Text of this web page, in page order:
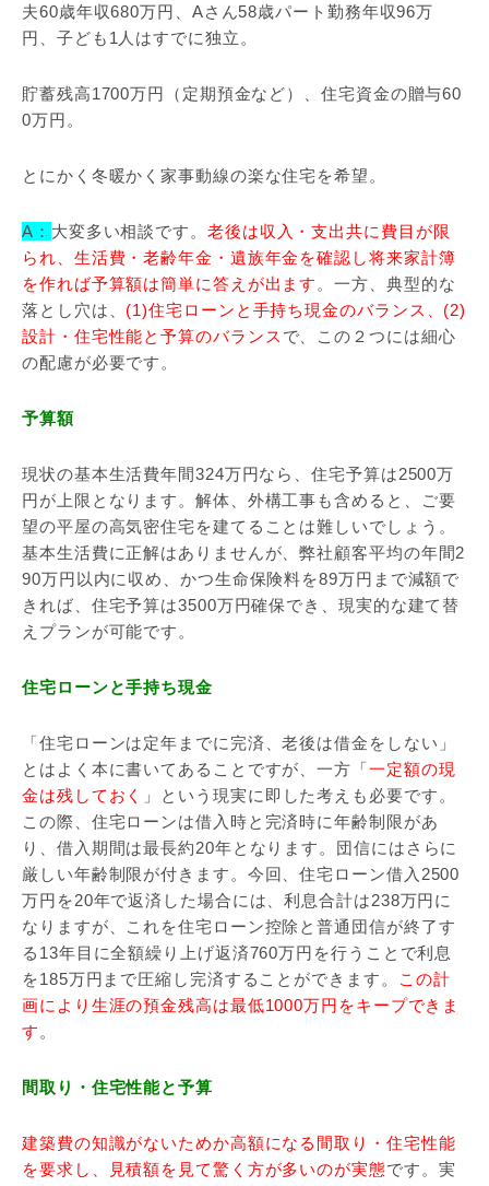
夫60歳年収680万円、Aさん58歳パート勤務年収96万
円、子ども1人はすでに独立。
貯蓄残高1700万円（定期預金など）、住宅資金の贈与60
0万円。
とにかく冬暖かく家事動線の楽な住宅を希望。
A： 大変多い相談です。 老後は収入・支出共に費目が限
られ、生活費・老齢年金・遺族年金を確認し将来家計簿
を作れば予算額は簡単に答えが出ます 。一方、典型的な
落とし穴は、 (1)住宅ローンと手持ち現金のバランス、(2)
設計・住宅性能と予算のバランス で、この２つには細心
の配慮が必要です。
予算額
現状の基本生活費年間324万円なら、住宅予算は2500万
円が上限となります。解体、外構工事も含めると、ご要
望の平屋の高気密住宅を建てることは難しいでしょう。
基本生活費に正解はありませんが、弊社顧客平均の年間2
90万円以内に収め、かつ生命保険料を89万円まで減額で
きれば、住宅予算は3500万円確保でき、現実的な建て替
えプランが可能です。
住宅ローンと手持ち現金
「住宅ローンは定年までに完済、老後は借金をしない」
とはよく本に書いてあることですが、一方「一定額の現
金は残しておく
」という現実に即した考えも必要です。
この際、住宅ローンは借入時と完済時に年齢制限があ
り、借入期間は最長約20年となります。団信にはさらに
厳しい年齢制限が付きます。今回、住宅ローン借入2500
万円を20年で返済した場合には、利息合計は238万円に
なりますが、これを住宅ローン控除と普通団信が終了す
る13年目に全額繰り上げ返済760万円を行うことで利息
を185万円まで圧縮し完済することができます。
この計
画により生涯の預金残高は最低1000万円をキープできま
す 。
間取り・住宅性能と予算
建築費の知識がないためか高額になる間取り・住宅性能
を要求し、見積額を見て驚く方が多いのが実態です。実